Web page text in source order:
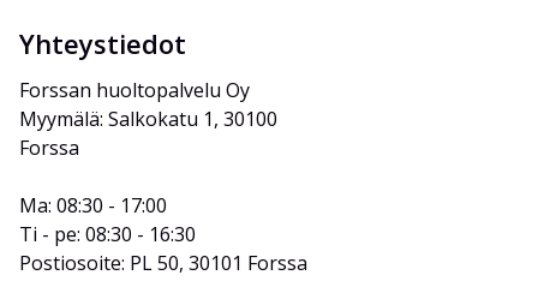
Yhteystiedot
Forssan huoltopalvelu Oy
Myymälä: Salkokatu 1, 30100
Forssa
Ma: 08:30 - 17:00
Ti - pe: 08:30 - 16:30
Postiosoite: PL 50, 30101 Forssa